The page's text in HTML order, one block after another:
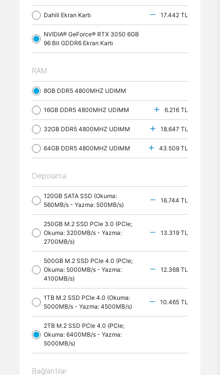
Dahili Ekran Kartı 17.442 TL
NVIDIA® GeForce® RTX 3050 6GB
96 Bit GDDR6 Ekran Kartı
RAM
8GB DDR5 4800MHZ UDIMM
16GB DDR5 4800MHZ UDIMM 6.216 TL
32GB DDR5 4800MHZ UDIMM 18.647 TL
64GB DDR5 4800MHZ UDIMM 43.509 TL
Depolama
120GB SATA SSD (Okuma:
560MB/s - Yazma: 500MB/s)
16.744 TL
250GB M.2 SSD PCle 3.0 (PCle;
Okuma: 3200MB/s - Yazma:
2700MB/s)
13.319 TL
500GB M.2 SSD PCle 4.0 (PCle;
Okuma: 5000MB/s - Yazma:
4100MB/s)
12.368 TL
1TB M.2 SSD PCle 4.0 (Okuma:
5000MB/s - Yazma: 4500MB/s)
10.465 TL
2TB M.2 SSD PCle 4.0 (PCle;
Okuma: 6400MB/s - Yazma:
5000MB/s)
Bağlantılar